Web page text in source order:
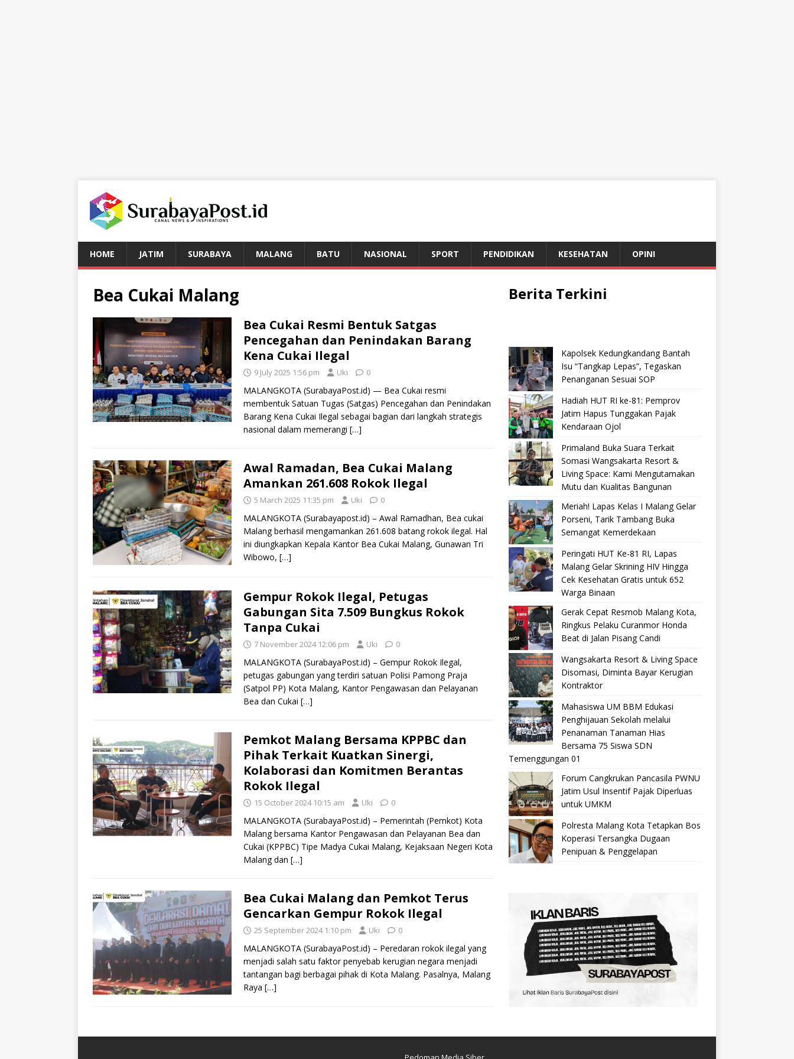
HOME JATIM SURABAYA MALANG BATU NASIONAL SPORT PENDIDIKAN KESEHATAN OPINI
Bea Cukai Malang
Bea Cukai Resmi Bentuk Satgas
Pencegahan dan Penindakan Barang
Kena Cukai Ilegal
9 July 2025 1:56 pm Uki 0
MALANGKOTA (SurabayaPost.id) — Bea Cukai resmi
membentuk Satuan Tugas (Satgas) Pencegahan dan Penindakan
Barang Kena Cukai Ilegal sebagai bagian dari langkah strategis
nasional dalam memerangi […]
Awal Ramadan, Bea Cukai Malang
Amankan 261.608 Rokok Ilegal
5 March 2025 11:35 pm Uki 0
MALANGKOTA (Surabayapost.id) – Awal Ramadhan, Bea cukai
Malang berhasil mengamankan 261.608 batang rokok ilegal. Hal
ini diungkapkan Kepala Kantor Bea Cukai Malang, Gunawan Tri
Wibowo, […]
Gempur Rokok Ilegal, Petugas
Gabungan Sita 7.509 Bungkus Rokok
Tanpa Cukai
7 November 2024 12:06 pm Uki 0
MALANGKOTA (SurabayaPost.id) – Gempur Rokok Ilegal,
petugas gabungan yang terdiri satuan Polisi Pamong Praja
(Satpol PP) Kota Malang, Kantor Pengawasan dan Pelayanan
Bea dan Cukai […]
Pemkot Malang Bersama KPPBC dan
Pihak Terkait Kuatkan Sinergi,
Kolaborasi dan Komitmen Berantas
Rokok Ilegal
15 October 2024 10:15 am Uki 0
MALANGKOTA (SurabayaPost.id) – Pemerintah (Pemkot) Kota
Malang bersama Kantor Pengawasan dan Pelayanan Bea dan
Cukai (KPPBC) Tipe Madya Cukai Malang, Kejaksaan Negeri Kota
Malang dan […]
Bea Cukai Malang dan Pemkot Terus
Gencarkan Gempur Rokok Ilegal
25 September 2024 1:10 pm Uki 0
MALANGKOTA (SurabayaPost.id) – Peredaran rokok ilegal yang
menjadi salah satu faktor penyebab kerugian negara menjadi
tantangan bagi berbagai pihak di Kota Malang. Pasalnya, Malang
Raya […]
Berita Terkini
Kapolsek Kedungkandang Bantah
Isu “Tangkap Lepas”, Tegaskan
Penanganan Sesuai SOP
Hadiah HUT RI ke-81: Pemprov
Jatim Hapus Tunggakan Pajak
Kendaraan Ojol
Primaland Buka Suara Terkait
Somasi Wangsakarta Resort &
Living Space: Kami Mengutamakan
Mutu dan Kualitas Bangunan
Meriah! Lapas Kelas I Malang Gelar
Porseni, Tarik Tambang Buka
Semangat Kemerdekaan
Peringati HUT Ke-81 RI, Lapas
Malang Gelar Skrining HIV Hingga
Cek Kesehatan Gratis untuk 652
Warga Binaan
Gerak Cepat Resmob Malang Kota,
Ringkus Pelaku Curanmor Honda
Beat di Jalan Pisang Candi
Wangsakarta Resort & Living Space
Disomasi, Diminta Bayar Kerugian
Kontraktor
Mahasiswa UM BBM Edukasi
Penghijauan Sekolah melalui
Penanaman Tanaman Hias
Bersama 75 Siswa SDN
Temenggungan 01
Forum Cangkrukan Pancasila PWNU
Jatim Usul Insentif Pajak Diperluas
untuk UMKM
Polresta Malang Kota Tetapkan Bos
Koperasi Tersangka Dugaan
Penipuan & Penggelapan